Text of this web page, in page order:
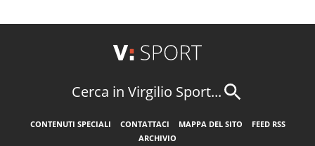
Cerca in Virgilio Sport...
CONTENUTI SPECIALI CONTATTACI MAPPA DEL SITO
FEED RSS
ARCHIVIO